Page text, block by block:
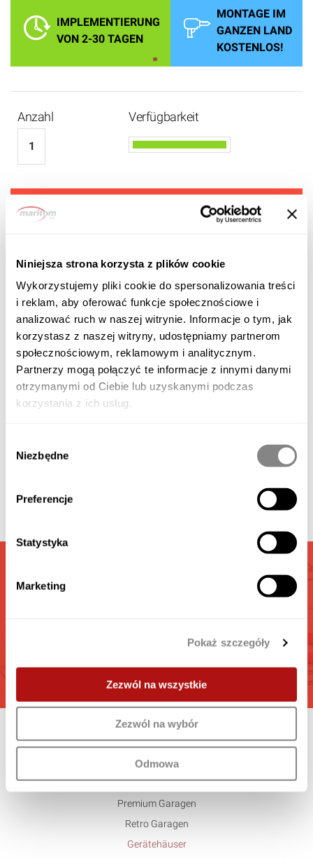
Niniejsza strona korzysta z plików cookie
Wykorzystujemy pliki cookie do spersonalizowania treści
i reklam, aby oferować funkcje społecznościowe i
analizować ruch w naszej witrynie. Informacje o tym, jak
korzystasz z naszej witryny, udostępniamy partnerom
społecznościowym, reklamowym i analitycznym.
Partnerzy mogą połączyć te informacje z innymi danymi
otrzymanymi od Ciebie lub uzyskanymi podczas
korzystania z ich usług.
zgody
Niezbędne
Preferencje
Statystyka
Marketing
Pokaż szczegóły
Zezwól na wszystkie
Zezwól na wybór
Odmowa
IMPLEMENTIERUNG
VON 2-30 TAGEN
MONTAGE IM
GANZEN LAND
KOSTENLOS!
Anzahl Verfügbarkeit
Produktbeschreibung
Verfügbares Zubehör
Galerie
Video
Berechnen Sie die interesante für Sie Garage
GEHEN
Angebot
Standard
Untypisch
Premium Garagen
Retro Garagen
Gerätehäuser